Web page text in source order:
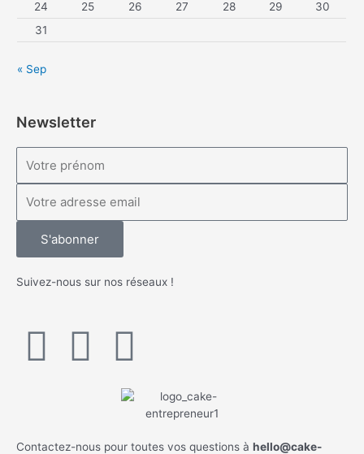
24
25 26 27 28 29
30
31
« Sep
Newsletter
S'abonner
Suivez-nous sur nos réseaux !
Contactez-nous pour toutes vos questions à hello@cake-